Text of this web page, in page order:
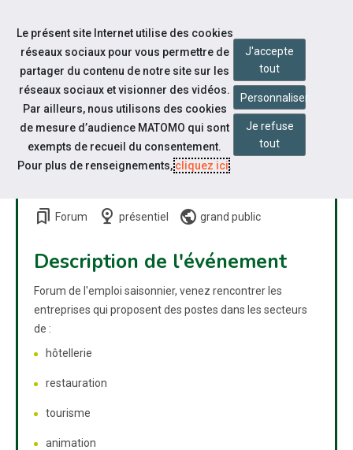
Aller au contenu
FORUM DE L'EMPLOI
SAISONNIER, À L'AIGUILLON
bookmarks Forum nest_cam_indoor présentiel public grand public
Description de l'événement
Forum de l'emploi saisonnier, venez rencontrer les
entreprises qui proposent des postes dans les secteurs
de :
hôtellerie
restauration
tourisme
animation
Le présent site Internet utilise des cookies
réseaux sociaux pour vous permettre de
partager du contenu de notre site sur les
réseaux sociaux et visionner des vidéos.
Par ailleurs, nous utilisons des cookies
de mesure d’audience MATOMO qui sont
exempts de recueil du consentement.
Pour plus de renseignements,cliquez ici.
J'accepte
tout
Personnaliser
Je refuse
tout